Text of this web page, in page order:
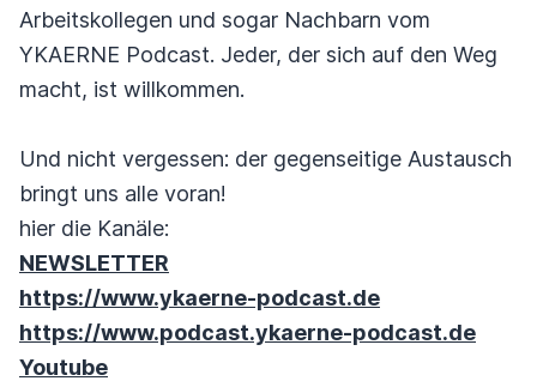
Arbeitskollegen und sogar Nachbarn vom
YKAERNE Podcast. Jeder, der sich auf den Weg
macht, ist willkommen.
Und nicht vergessen: der gegenseitige Austausch
bringt uns alle voran!
hier die Kanäle:
NEWSLETTER
https://www.ykaerne-podcast.de
https://www.podcast.ykaerne-podcast.de
Youtube